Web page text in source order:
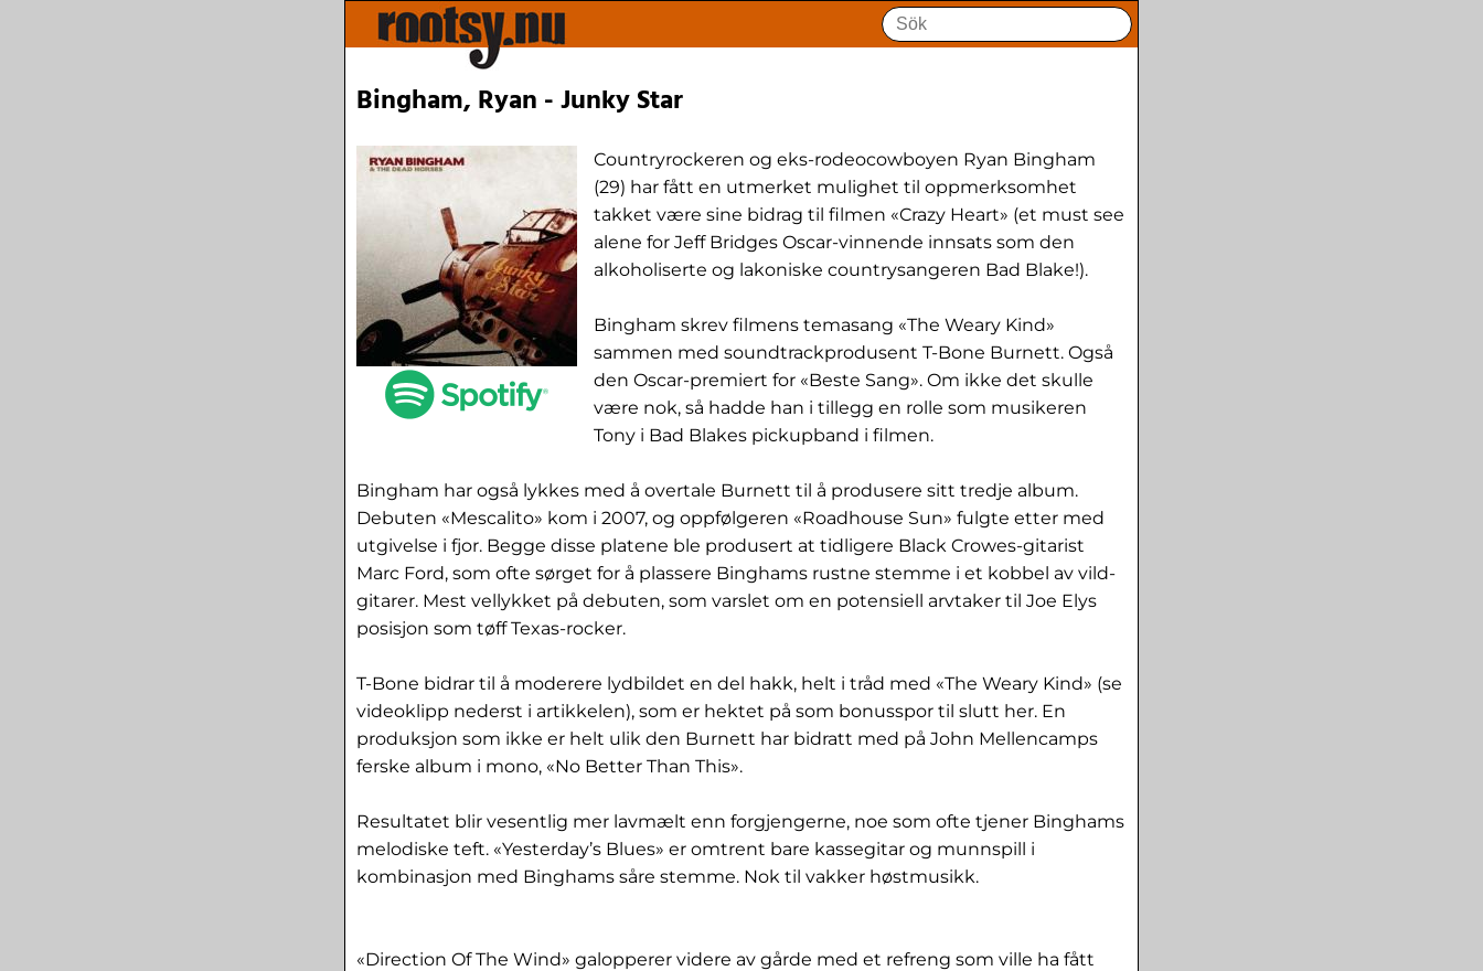
Bingham, Ryan - Junky Star
Countryrockeren og eks-rodeocowboyen Ryan Bingham
(29) har fått en utmerket mulighet til oppmerksomhet
takket være sine bidrag til filmen «Crazy Heart» (et must see
alene for Jeff Bridges Oscar-vinnende innsats som den
alkoholiserte og lakoniske countrysangeren Bad Blake!).
Bingham skrev filmens temasang «The Weary Kind»
sammen med soundtrackprodusent T-Bone Burnett. Også
den Oscar-premiert for «Beste Sang». Om ikke det skulle
være nok, så hadde han i tillegg en rolle som musikeren
Tony i Bad Blakes pickupband i filmen.
Bingham har også lykkes med å overtale Burnett til å produsere sitt tredje album.
Debuten «Mescalito» kom i 2007, og oppfølgeren «Roadhouse Sun» fulgte etter med
utgivelse i fjor. Begge disse platene ble produsert at tidligere Black Crowes-gitarist
Marc Ford, som ofte sørget for å plassere Binghams rustne stemme i et kobbel av vild-
gitarer. Mest vellykket på debuten, som varslet om en potensiell arvtaker til Joe Elys
posisjon som tøff Texas-rocker.
T-Bone bidrar til å moderere lydbildet en del hakk, helt i tråd med «The Weary Kind» (se
videoklipp nederst i artikkelen), som er hektet på som bonusspor til slutt her. En
produksjon som ikke er helt ulik den Burnett har bidratt med på John Mellencamps
ferske album i mono, «No Better Than This».
Resultatet blir vesentlig mer lavmælt enn forgjengerne, noe som ofte tjener Binghams
melodiske teft. «Yesterday’s Blues» er omtrent bare kassegitar og munnspill i
kombinasjon med Binghams såre stemme. Nok til vakker høstmusikk.
«Direction Of The Wind» galopperer videre av gårde med et refreng som ville ha fått